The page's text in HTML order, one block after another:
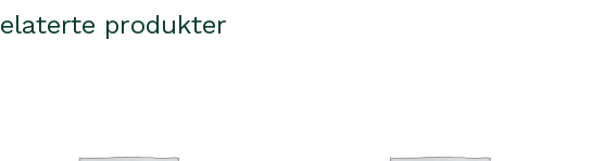
produkter